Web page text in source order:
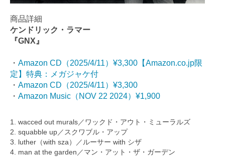
商品詳細
ケンドリック・ラマー
『GNX』
・ Amazon CD（2025/4/11）¥3,300【Amazon.co.jp限
定】特典：メガジャケ付
・ Amazon CD（2025/4/11）¥3,300
・ Amazon Music（NOV 22 2024）¥1,900
1. wacced out murals／ワックド・アウト・ミューラルズ
2. squabble up／スクワブル・アップ
3. luther（with sza）／ルーサー with シザ
4. man at the garden／マン・アット・ザ・ガーデン